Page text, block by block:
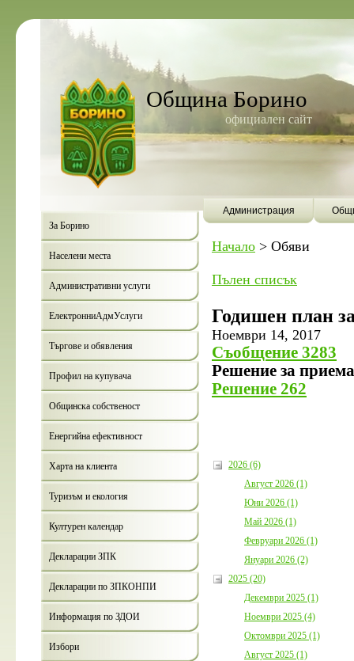
Община Борино
официален сайт
Администрация
За Борино
Населени места
Административни услуги
ЕлектронниАдмУслуги
Търгове и обявления
Профил на купувача
Общинска собственост
Енергийна ефективност
Харта на клиента
Туризъм и екология
Културен календар
Декларации ЗПК
Декларации по ЗПКОНПИ
Информация по ЗДОИ
Избори
Начало > Обяви
Пълен списък
Годишен план
Ноември 14, 2017
Съобщение 3283
Решение за
Решение 262
2026 (6)
Август 2026 (1)
Юни 2026 (1)
Май 2026 (1)
Февруари 2026 (1)
Януари 2026 (2)
2025 (20)
Декември 2025 (1)
Ноември 2025 (4)
Октомври 2025 (1)
Август 2025 (1)